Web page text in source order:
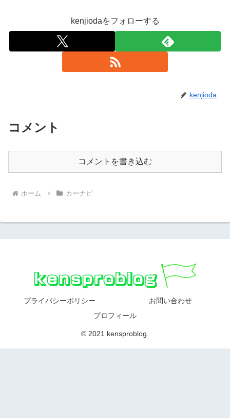
kenjiodaをフォローする
kenjioda
コメント
コメントを書き込む
ホーム カーナビ
プライバシーポリシー
お問い合わせ
プロフィール
© 2021 kensproblog.